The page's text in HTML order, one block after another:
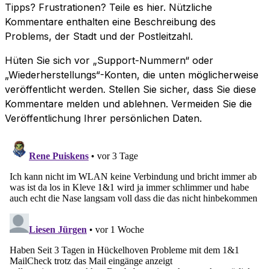
Tipps? Frustrationen? Teile es hier. Nützliche
Kommentare enthalten eine Beschreibung des
Problems, der Stadt und der Postleitzahl.
Hüten Sie sich vor „Support-Nummern“ oder
„Wiederherstellungs“-Konten, die unten möglicherweise
veröffentlicht werden. Stellen Sie sicher, dass Sie diese
Kommentare melden und ablehnen. Vermeiden Sie die
Veröffentlichung Ihrer persönlichen Daten.